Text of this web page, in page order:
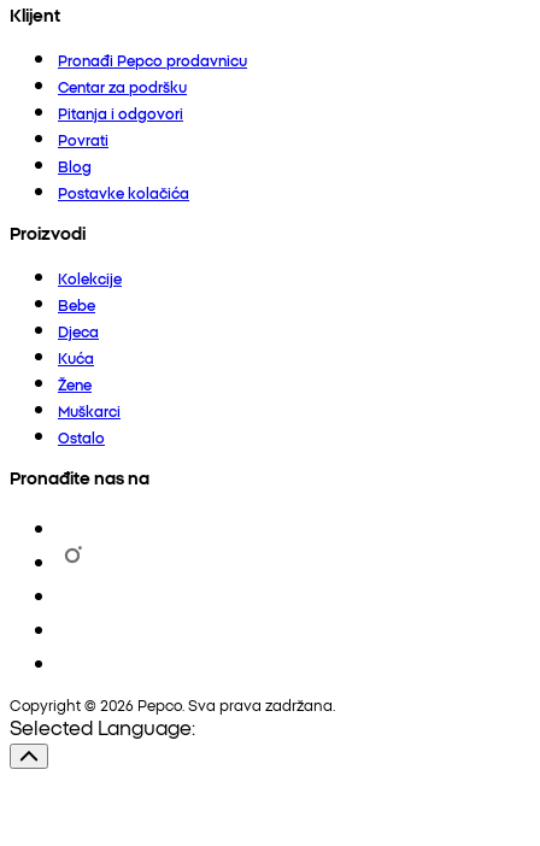
Klijent
Pronađi Pepco prodavnicu
Centar za podršku
Pitanja i odgovori
Povrati
Blog
Postavke kolačića
Proizvodi
Kolekcije
Bebe
Djeca
Kuća
Žene
Muškarci
Ostalo
Pronađite nas na
Copyright © 2026 Pepco. Sva prava zadržana.
Selected Language: